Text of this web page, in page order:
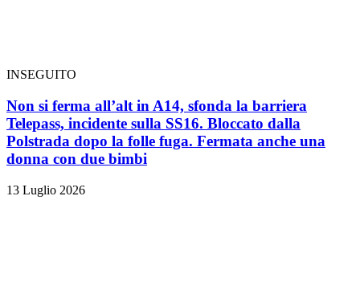
INSEGUITO
Non si ferma all’alt in A14, sfonda la barriera
Telepass, incidente sulla SS16. Bloccato dalla
Polstrada dopo la folle fuga. Fermata anche una
donna con due bimbi
13 Luglio 2026